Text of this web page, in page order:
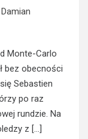
Damian
Monte-Carlo
bez obecności
Sebastien
po raz
rundzie. Na
z […]